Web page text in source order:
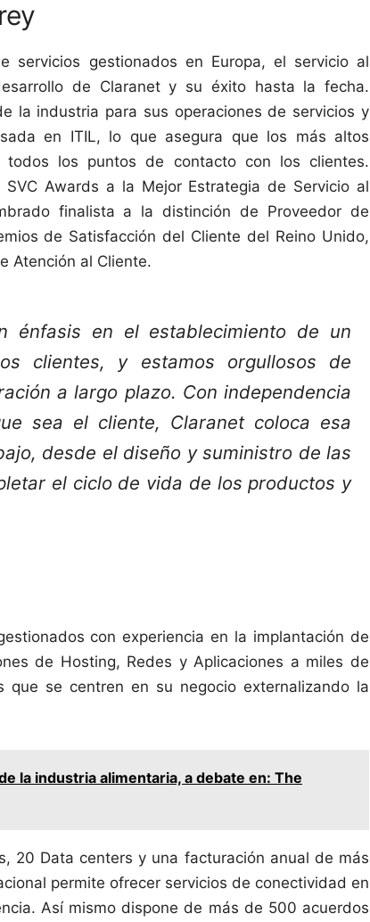
servicios gestionados en Europa, el servicio al
de Claranet y su éxito hasta la fecha.
la industria para sus operaciones de servicios y
en ITIL, lo que asegura que los más altos
los puntos de contacto con los clientes.
Awards a la Mejor Estrategia de Servicio al
finalista a la distinción de Proveedor de
de Satisfacción del Cliente del Reino Unido,
Atención al Cliente.
énfasis en el establecimiento de un
clientes, y estamos orgullosos de
a largo plazo. Con independencia
sea el cliente, Claranet coloca esa
desde el diseño y suministro de las
el ciclo de vida de los productos y
con experiencia en la implantación de
de Hosting, Redes y Aplicaciones a miles de
que se centren en su negocio externalizando la
la industria alimentaria, a debate en: The
20 Data centers y una facturación anual de más
permite ofrecer servicios de conectividad en
Así mismo dispone de más de 500 acuerdos